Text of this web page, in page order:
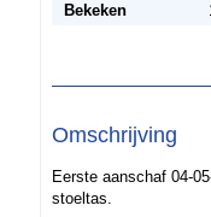
Bekeken
Omschrijving
Eerste aanschaf 04-
stoeltas.